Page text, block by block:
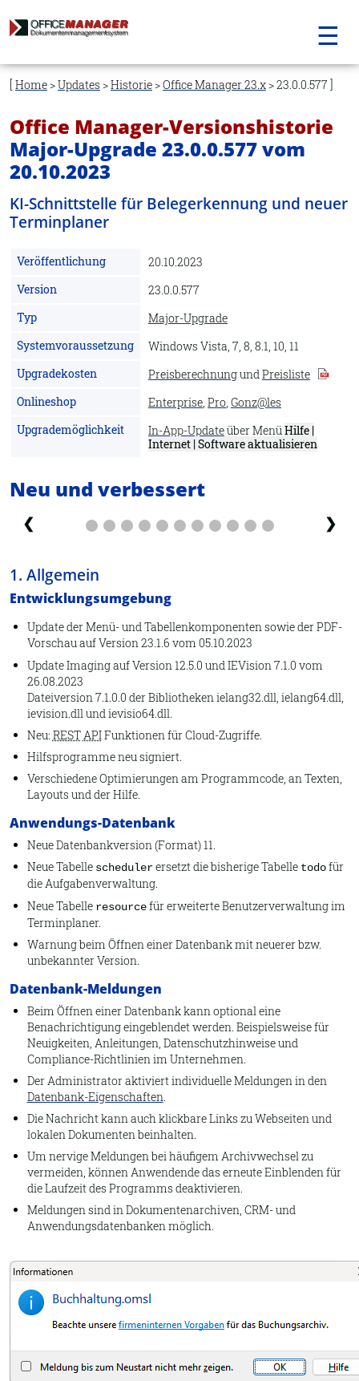
Navigation
überspringen
☰
Home >Updates >Historie >Office Manager 23.x > 23.0.0.577
Office Manager-Versionshistorie
Major-Upgrade 23.0.0.577 vom
20.10.2023
KI-Schnittstelle für Belegerkennung und neuer
Terminplaner
Veröffentlichung
20.10.2023
Version
23.0.0.577
Typ
Major-Upgrade
Systemvoraussetzung
Windows Vista, 7, 8, 8.1, 10, 11
Upgradekosten
Preisberechnungund Preisliste
Onlineshop
Enterprise Pro Gonz@les
Upgrademöglichkeit
In-App-Updateüber Menü Hilfe |
Internet | Software aktualisieren
Neu und verbessert
❮ ❯
1. Allgemein
Entwicklungsumgebung
Update der Menü- und Tabellenkomponenten sowie der PDF-
Vorschau auf Version 23.1.6 vom 05.10.2023
Update Imaging auf Version 12.5.0 und IEVision 7.1.0 vom
26.08.2023
Dateiversion 7.1.0.0 der Bibliotheken ielang32.dll, ielang64.dll,
ievision.dll und ievisio64.dll.
Neu: REST APIFunktionen für Cloud-Zugriffe.
Hilfsprogramme neu signiert.
Verschiedene Optimierungen am Programmcode, an Texten,
Layouts und der Hilfe.
Anwendungs-Datenbank
Neue Datenbankversion (Format) 11.
Neue Tabelle schedulerersetzt die bisherige Tabelle todofür
die Aufgabenverwaltung.
Neue Tabelle resourcefür erweiterte Benutzerverwaltung im
Terminplaner.
Warnung beim Öffnen einer Datenbank mit neuerer bzw.
unbekannter Version.
Datenbank-Meldungen
Beim Öffnen einer Datenbank kann optional eine
Benachrichtigung eingeblendet werden. Beispielsweise für
Neuigkeiten, Anleitungen, Datenschutzhinweise und
Compliance-Richtlinien im Unternehmen.
Der Administrator aktiviert individuelle Meldungen in den
Datenbank-Eigenschaften.
Die Nachricht kann auch klickbare Links zu Webseiten und
lokalen Dokumenten beinhalten.
Um nervige Meldungen bei häufigem Archivwechsel zu
vermeiden, können Anwendende das erneute Einblenden für
die Laufzeit des Programms deaktivieren.
Meldungen sind in Dokumentenarchiven, CRM- und
Anwendungsdatenbanken möglich.